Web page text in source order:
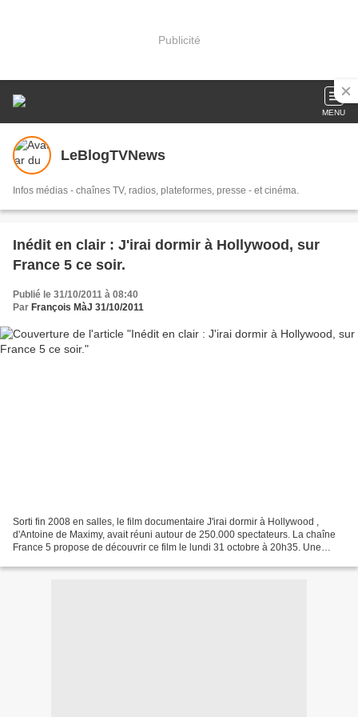
Publicité
MENU
LeBlogTVNews
Infos médias - chaînes TV, radios, plateformes, presse - et cinéma.
Inédit en clair : J'irai dormir à Hollywood, sur
France 5 ce soir.
Publié le 31/10/2011 à 08:40
Par François MàJ 31/10/2011
Sorti fin 2008 en salles, le film documentaire J'irai dormir à Hollywood ,
d'Antoine de Maximy, avait réuni autour de 250.000 spectateurs. La chaîne
France 5 propose de découvrir ce film le lundi 31 octobre à 20h35. Une